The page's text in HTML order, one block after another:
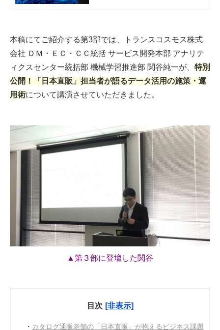
本稿にてご紹介する第3部では、トランスコスモス株式
会社 ＤＭ・ＥＣ・ＣＣ統括 サービス開発本部 アナリテ
ィクスセンター統括部 機械学習推進部 関谷純一が、 特別
公開！「日本直販」担当者が語るデータ活用の施策・運
用術について講演させていただきました。
▲第３部に登壇した関谷
目次 [非表示]
・ カタログ通販老舗の「日本直販」が抱えるビジネス課題